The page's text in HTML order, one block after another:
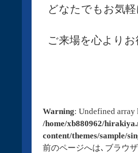
どなたでもお気
ご来場を心より
Warning: Undefined array
/home/xb880962/
content/themes/sample/
前のページへは､ブラウ